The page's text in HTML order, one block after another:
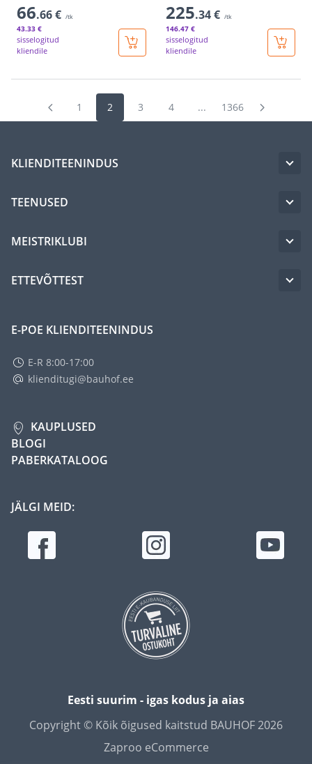
66.66 € /tk
43.33 €
sisselogitud
kliendile
225.34 € /tk
146.47 €
sisselogitud
kliendile
1 2 3 4 ... 1366
KLIENDITEENINDUS
TEENUSED
MEISTRIKLUBI
ETTEVÕTTEST
E-POE KLIENDITEENINDUS
E-R 8:00-17:00
klienditugi@bauhof.ee
KAUPLUSED
BLOGI
PABERKATALOOG
JÄLGI MEID:
Eesti suurim - igas kodus ja aias
Copyright © Kõik õigused kaitstud BAUHOF 2026
Zaproo eCommerce